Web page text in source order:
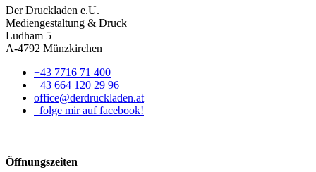
Der Druckladen e.U.
Mediengestaltung & Druck
Ludham 5
A-4792 Münzkirchen
+43 7716 71 400
+43 664 120 29 96
office@derdruckladen.at
folge mir auf facebook!
Öffnungszeiten